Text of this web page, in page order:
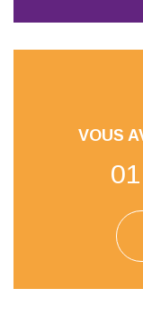
VOUS